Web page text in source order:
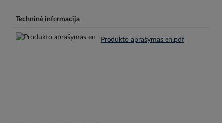
Techninė informacija
Produkto aprašymas en.pdf